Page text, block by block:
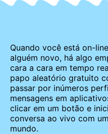
Quando você está on-
alguém novo, há algo
cara a cara em tempo
papo aleatório gratuito
passar por inúmeros
mensagens em
clicar em um botão e
conversa ao vivo com
mundo.